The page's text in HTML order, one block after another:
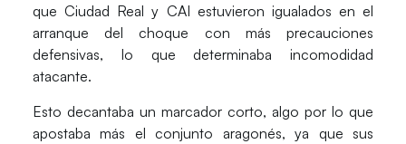
que Ciudad Real y CAI estuvieron igualados en el
arranque del choque con más precauciones
defensivas, lo que determinaba incomodidad
atacante.
Esto decantaba un marcador corto, algo por lo que
apostaba más el conjunto aragonés, ya que sus